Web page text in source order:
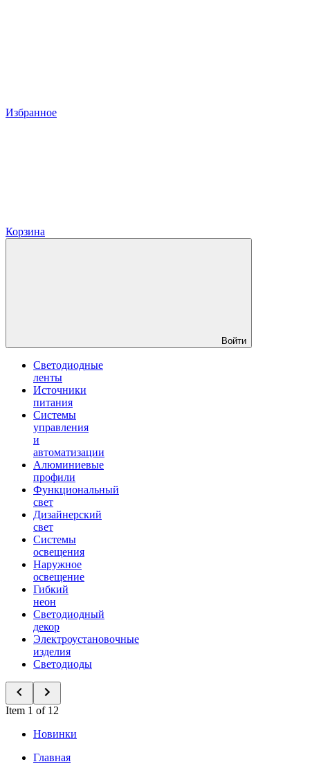
Избранное
Корзина
Войти
Светодиодные
ленты
Источники
питания
Системы
управления
и
автоматизации
Алюминиевые
профили
Функциональный
свет
Дизайнерский
свет
Системы
освещения
Наружное
освещение
Гибкий
неон
Светодиодный
декор
Электроустановочные
изделия
Светодиоды
Item 1 of 12
Новинки
Главная